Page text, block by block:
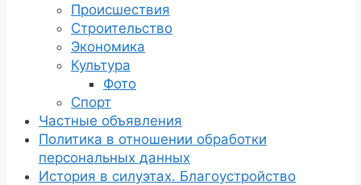
Происшествия
Строительство
Экономика
Культура
Фото
Спорт
Частные объявления
Политика в отношении обработки
персональных данных
История в силуэтах. Благоустройство